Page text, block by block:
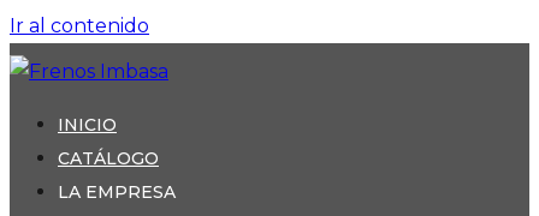
Ir al contenido
INICIO
CATÁLOGO
LA EMPRESA